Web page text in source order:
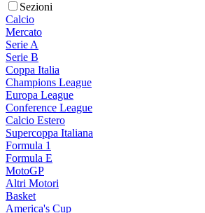
Sezioni
Calcio
Mercato
Serie A
Serie B
Coppa Italia
Champions League
Europa League
Conference League
Calcio Estero
Supercoppa Italiana
Formula 1
Formula E
MotoGP
Altri Motori
Basket
America's Cup